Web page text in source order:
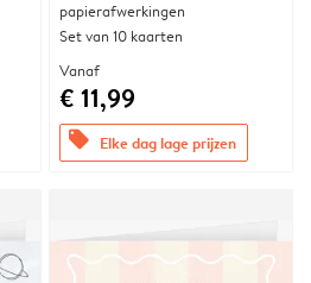
papierafwerkingen
Set van 10 kaarten
Vanaf
€ 11,99
offers Elke dag lage prijzen